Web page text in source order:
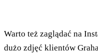
Warto też zaglądać na
dużo zdjęć klientów